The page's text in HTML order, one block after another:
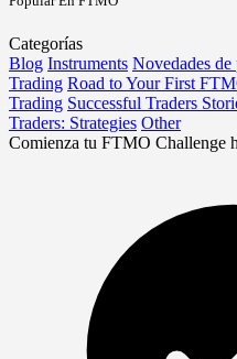
Categorías
Blog Instruments Novedades de
Trading Road to Your First
Trading Successful Traders
Traders: Strategies Other
Comienza tu FTMO Challenge